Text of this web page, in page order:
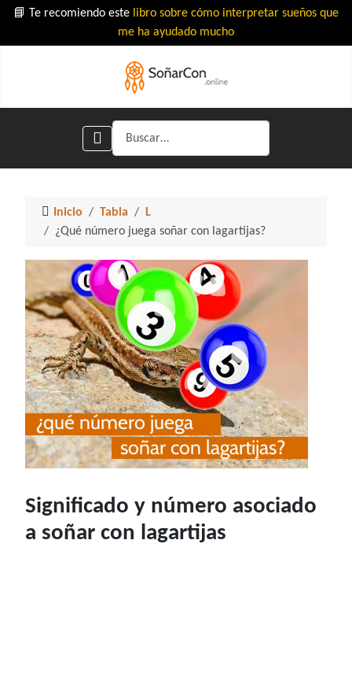
📘 Te recomiendo este libro sobre cómo interpretar sueños que
me ha ayudado mucho
Buscar
Inicio Tabla
L
¿Qué número juega soñar con lagartijas?
Significado y número asociado
a soñar con lagartijas